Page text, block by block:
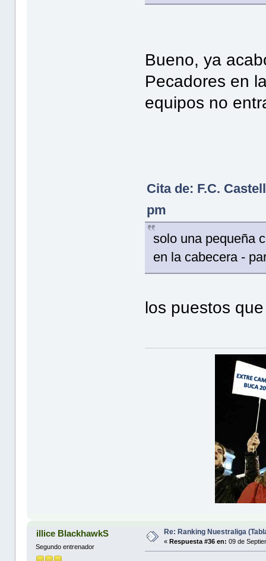
Bueno, ya
Pecadores en
equipos no
Cita de: F.C.
pm
solo una pequeña
en la cabecera -
los puestos
illice BlackhawkS
Segundo entrenador
Re: Ranking Nuestraliga
« Respuesta #36 en: 09 de